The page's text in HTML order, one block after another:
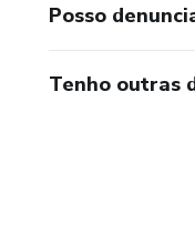
Posso
Tenho outras